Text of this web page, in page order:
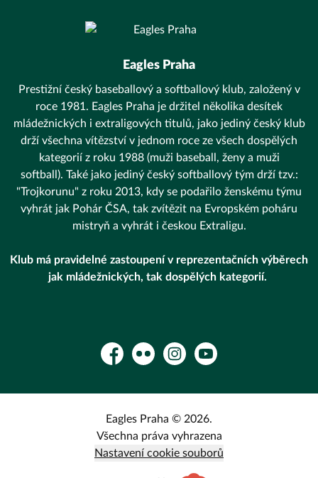
Eagles Praha
Prestižní český baseballový a softballový klub, založený v
roce 1981. Eagles Praha je držitel několika desítek
mládežnických i extraligových titulů, jako jediný český klub
drží všechna vítězství v jednom roce ze všech dospělých
kategorií z roku 1988 (muži baseball, ženy a muži
softball). Také jako jediný český softballový tým drží tzv.:
"Trojkorunu" z roku 2013, kdy se podařilo ženskému týmu
vyhrát jak Pohár ČSA, tak zvítězit na Evropském poháru
mistryň a vyhrát i českou Extraligu.
Klub má pravidelné zastoupení v reprezentačních výběrech
jak mládežnických, tak dospělých kategorií.
FacebookFlickr InstagramYouTube
Eagles Praha © 2026.
Všechna práva vyhrazena
Nastavení cookie souborů